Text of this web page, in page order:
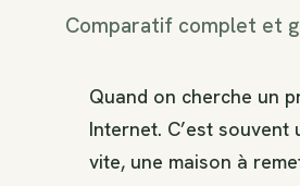
Comparatif complet et
Quand on cherche un
Internet. C’est
vite, une maison à